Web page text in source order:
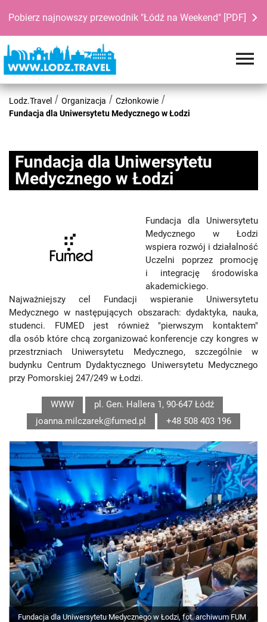
Pobierz najnowszy przewodnik "Łódź na Weekend" [PDF]
Lodz.Travel Organizacja
Członkowie
Fundacja dla Uniwersytetu Medycznego w Łodzi
Fundacja dla Uniwersytetu
Medycznego w Łodzi
Fundacja dla Uniwersytetu
Medycznego w Łodzi
wspiera rozwój i działalność
Uczelni poprzez promocję
i integrację środowiska
akademickiego.
Najważniejszy cel Fundacji wspieranie Uniwersytetu
Medycznego w następujących obszarach: dydaktyka, nauka,
studenci. FUMED jest również "pierwszym kontaktem"
dla osób które chcą zorganizować konferencje czy kongres w
przestrzniach Uniwersytetu Medycznego, szczególnie w
budynku Centrum Dydaktycznego Uniwersytetu Medycznego
przy Pomorskiej 247/249 w Łodzi.
WWW
pl. Gen. Hallera 1, 90-647 Łódź
joanna.milczarek@fumed.pl
+48 508 403 196
Fundacja dla Uniwersytetu Medycznego w Łodzi, fot. archiwum FUM